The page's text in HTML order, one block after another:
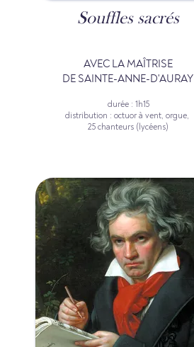
Souffles sacrés
AVEC LA MAÎTRISE
DE SAINTE-ANNE-D'AURAY
durée : 1h15
distribution : octuor à vent, orgue,
25 chanteurs (lycéens)